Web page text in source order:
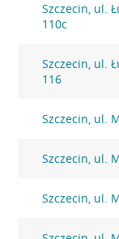
Szczecin, ul.
110c
Szczecin, ul.
116
Szczecin, ul.
Szczecin, ul.
Szczecin, ul.